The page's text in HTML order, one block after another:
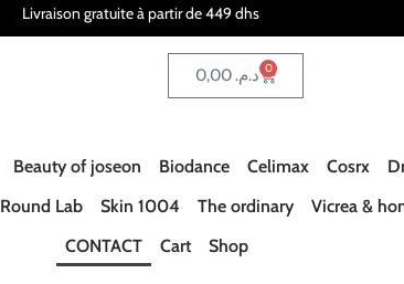
Livraison gratuite à partir de 449 dhs
د.م. 0
Beauty of joseon Biodance Celimax Cosrx
Round Lab Skin 1004 The ordinary
Vicrea &
CONTACT
Cart Shop